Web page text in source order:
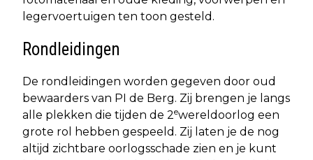
legervoertuigen ten toon gesteld.
Rondleidingen
De rondleidingen worden gegeven door oud
bewaarders van PI de Berg. Zij brengen je langs
alle plekken die tijden de 2ewereldoorlog een
grote rol hebben gespeeld. Zij laten je de nog
altijd zichtbare oorlogsschade zien en je kunt